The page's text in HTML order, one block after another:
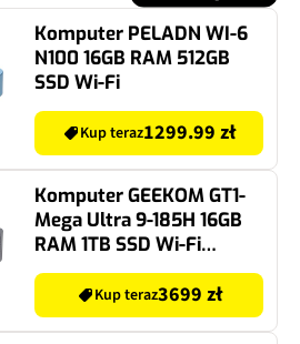
Komputer PELADN WI-6
N100 16GB RAM 512GB
SSD Wi-Fi
Kup teraz1299.99 zł
Komputer GEEKOM GT1-
Mega Ultra 9-185H 16GB
RAM 1TB SSD Wi-Fi
Windows 11 Professional
Kup teraz3699 zł